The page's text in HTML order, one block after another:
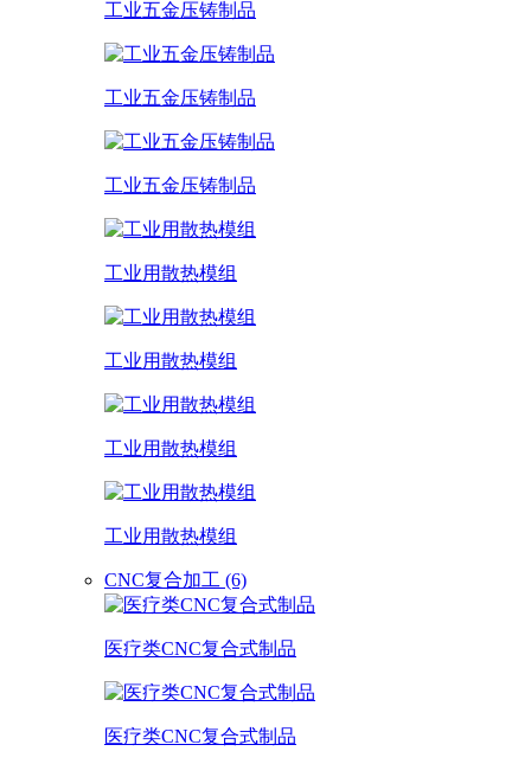
工业五金压铸制品
工业五金压铸制品
工业五金压铸制品
工业用散热模组
工业用散热模组
工业用散热模组
工业用散热模组
CNC复合加工 (6)
医疗类CNC复合式制品
医疗类CNC复合式制品